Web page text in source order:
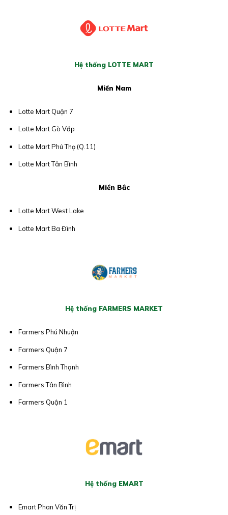
Hệ thống LOTTE MART
Miền Nam
Lotte Mart Quận 7
Lotte Mart Gò Vấp
Lotte Mart Phú Thọ (Q.11)
Lotte Mart Tân Bình
Miền Bắc
Lotte Mart West Lake
Lotte Mart Ba Đình
Hệ thống FARMERS MARKET
Farmers Phú Nhuận
Farmers Quận 7
Farmers Bình Thạnh
Farmers Tân Bình
Farmers Quận 1
Hệ thống EMART
Emart Phan Văn Trị